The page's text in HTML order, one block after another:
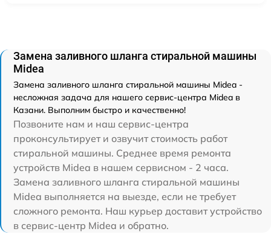
Замена заливного шланга стиральной машины
Midea
Замена заливного шланга стиральной машины Midea -
несложная задача для нашего сервис-центра Midea в
Казани. Выполним быстро и качественно!
Позвоните нам и наш сервис-центра
проконсультирует и озвучит стоимость работ
стиральной машины. Среднее время ремонта
устройств Midea в нашем сервисном - 2 часа.
Замена заливного шланга стиральной машины
Midea выполняется на выезде, если не требует
сложного ремонта. Наш курьер доставит устройство
в сервис-центр Midea и обратно.